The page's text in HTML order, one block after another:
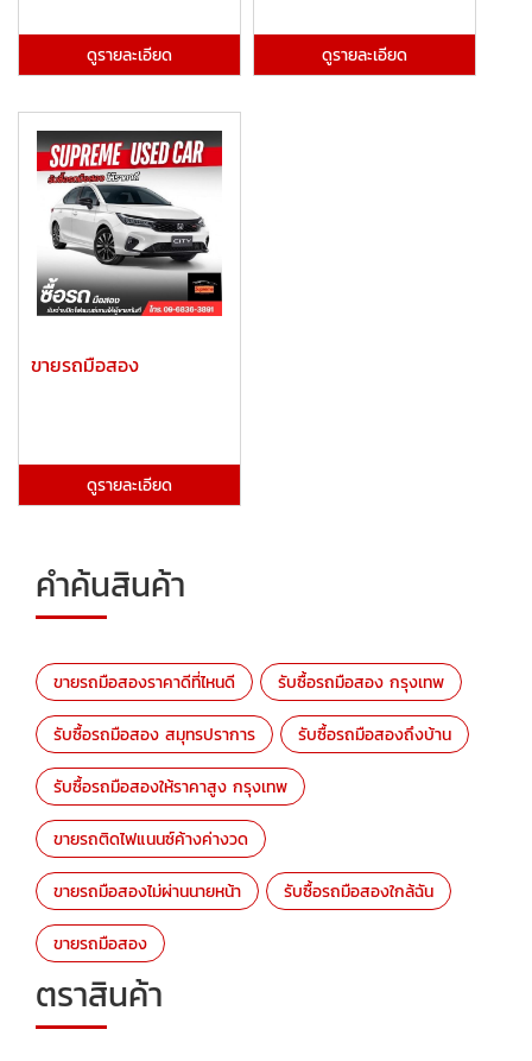
ดูรายละเอียด ดูรายละเอียด
ขายรถมือสอง
ดูรายละเอียด
คำค้นสินค้า
ขายรถมือสองราคาดีที่ไหนดี รับซื้อรถมือสอง กรุงเทพ
รับซื้อรถมือสอง สมุทรปราการ รับซื้อรถมือสองถึงบ้าน
รับซื้อรถมือสองให้ราคาสูง กรุงเทพ
ขายรถติดไฟแนนซ์ค้างค่างวด
ขายรถมือสองไม่ผ่านนายหน้า รับซื้อรถมือสองใกล้ฉัน
ขายรถมือสอง
ตราสินค้า